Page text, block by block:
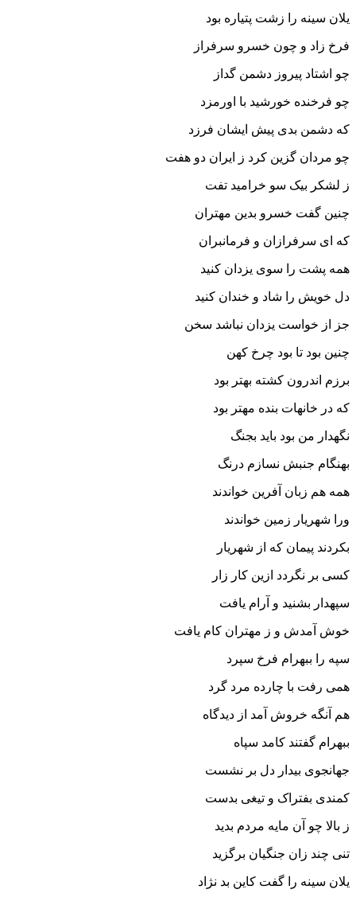
یلان سینه را زشت پتیاره بود
فرخ زاد و چون خسرو سرفراز
چو اشتاد پیروز دشمن گداز
چو فرخنده خورشید با اورمزد
که دشمن بدى پیش ایشان فرزد
چو مردان گزین کرد ز ایران دو هفت
ز لشکر بیک سو خرامید تفت‏
چنین گفت خسرو بدین مهتران
که اى سرفرازان و فرمانبران‏
همه پشت را سوى یزدان کنید
دل خویش را شاد و خندان کنید
جز از خواست یزدان نباشد سخن
چنین بود تا بود چرخ کهن‏
برزم اندرون کشته بهتر بود
که در خانه‏ات بنده مهتر بود
نگهدار من بود باید بجنگ
بهنگام جنبش نسازم درنگ‏
همه هم زبان آفرین خواندند
ورا شهریار زمین خواندند
بکردند پیمان که از شهریار
کسى بر نگردد ازین کار زار
سپهدار بشنید و آرام یافت
خوش آمدش و ز مهتران کام یافت‏
سپه را ببهرام فرخ سپرد
همى رفت با چارده مرد گرد
هم آنگه خروش آمد از دیدگاه
ببهرام گفتند کامد سپاه‏
جهانجوى بیدار دل بر نشست
کمندى بفتراک و تیغى بدست‏
ز بالا چو آن مایه مردم بدید
تنى چند زان جنگیان برگزید
یلان سینه را گفت کاین بد نژاد